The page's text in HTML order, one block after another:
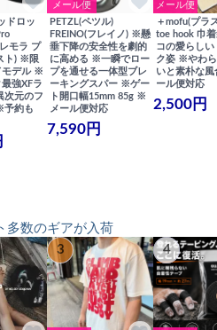
ドロッ
モラ プ
ト) ※限
モデル ※
強XFラ
次元のフ
予約も
メール便
PETZL(ペツル)
FREINO(フレイノ) ※懸
垂下降の安全性を劇的
に高める ※一瞬でロー
プを通せる一体型ブレ
ーキングスパー ※ゲー
ト開口幅15mm 85g ※
メール便対応
7,590円
メール便
＋mofu(プラ
toe hook 巾
コの愛らしい
ク姿 ※やわ
いと素朴な
ール便対応
2,500円
多数のギアが入荷
3 4